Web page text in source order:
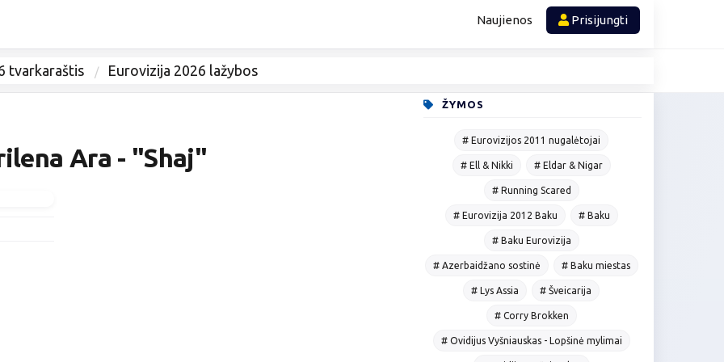
Naujienos Prisijungti
tvarkaraštis Eurovizija 2026 lažybos
Ara - "Shaj"
ŽYMOS
# Eurovizijos 2011 nugalėtojai
# Ell & Nikki # Eldar & Nigar
# Running Scared
# Eurovizija 2012 Baku # Baku
# Baku Eurovizija
# Azerbaidžano sostinė # Baku miestas
# Lys Assia # Šveicarija
# Corry Brokken
# Ovidijus Vyšniauskas - Lopšinė mylimai